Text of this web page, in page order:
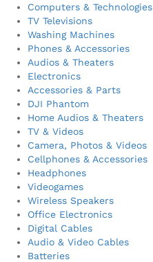
Computers & Technologies
TV Televisions
Washing Machines
Phones & Accessories
Audios & Theaters
Electronics
Accessories & Parts
DJI Phantom
Home Audios & Theaters
TV & Videos
Camera, Photos & Videos
Cellphones & Accessories
Headphones
Videogames
Wireless Speakers
Office Electronics
Digital Cables
Audio & Video Cables
Batteries